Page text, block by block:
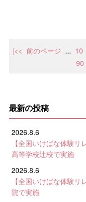
|<< 前のページ ... 10
90
最新の投稿
2026.8.6
【全国いけばな体験
高等学校辻校で実施
2026.8.6
【全国いけばな体験
院で実施